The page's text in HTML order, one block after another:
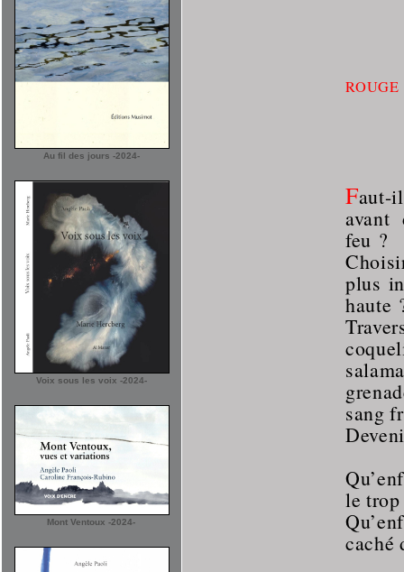
Au fil des jours -2024-
Voix sous les voix -2024-
Mont Ventoux -2024-
F
avant
feu ?
plus
haute
sang
le trop
caché